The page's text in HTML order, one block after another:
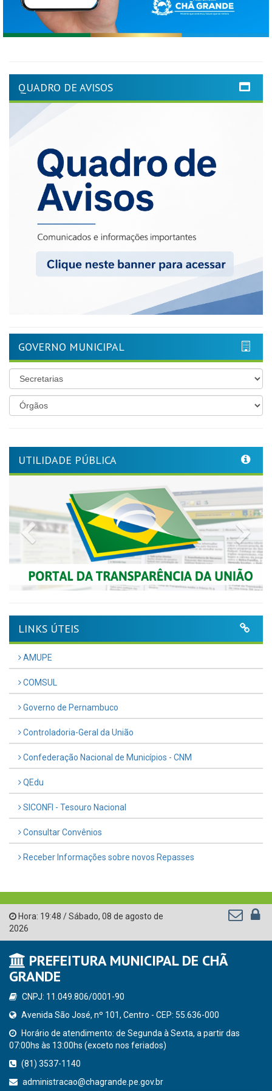
QUADRO DE AVISOS
GOVERNO MUNICIPAL
UTILIDADE PÚBLICA
Previous
LINKS ÚTEIS
AMUPE
COMSUL
Governo de Pernambuco
Controladoria-Geral da União
Confederação Nacional de Municípios - CNM
QEdu
SICONFI - Tesouro Nacional
Consultar Convênios
Receber Informações sobre novos Repasses
Hora: 19:48 /Sábado, 08 de agosto de
2026
PREFEITURA MUNICIPAL DE CHÃ
GRANDE
CNPJ: 11.049.806/0001-90
Avenida São José, nº 101, Centro - CEP: 55.636-000
Horário de atendimento: de Segunda à Sexta, a partir das
07:00hs às 13:00hs (exceto nos feriados)
(81) 3537-1140
administracao@chagrande.pe.gov.br